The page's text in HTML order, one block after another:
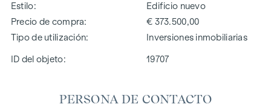
Estilo
Edificio nuevo
Precio de compra
€ 373.500,00
Tipo de utilización
Inversiones inmobiliarias
ID del objeto: 19707
PERSONA DE CONTACTO